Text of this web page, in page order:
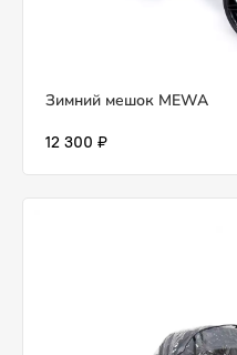
Зимний мешок MEWA
12 300 ₽